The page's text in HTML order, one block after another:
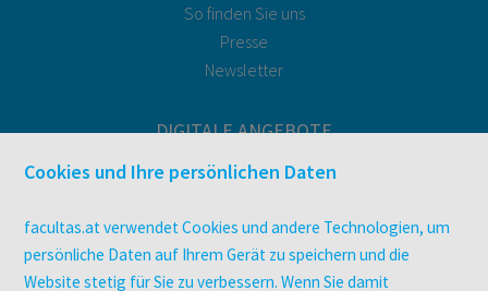
So finden Sie uns
Presse
Newsletter
DIGITALE ANGEBOTE
Überblick
utb elibrary
E-Books
facultas Club
Cookies und Ihre persönlichen Daten
facultas.at verwendet Cookies und andere Technologien, um
persönliche Daten auf Ihrem Gerät zu speichern und die
Website stetig für Sie zu verbessern. Wenn Sie damit